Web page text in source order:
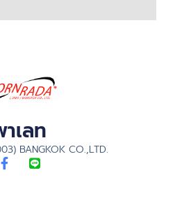
เลท
BANGKOK CO.,LTD.